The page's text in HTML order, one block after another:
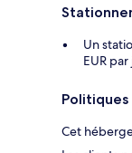
Un
EUR
Politiques
Cet